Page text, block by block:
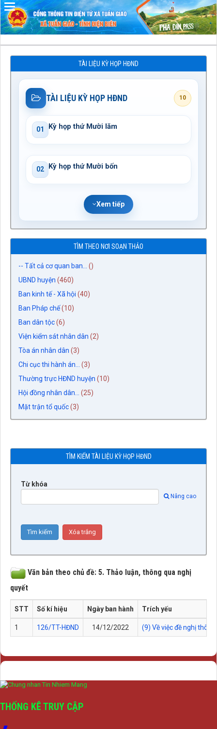
TÀI LIỆU KỲ HỌP HĐND
TÀI LIỆU KỲ HỌP HĐND 10
01 Kỳ họp thứ Mười lăm
02 Kỳ họp thứ Mười bốn
Xem tiếp
TÌM THEO NƠI SOẠN THẢO
-- Tất cả cơ quan ban...
()
UBND huyện (460)
Ban kinh tế - Xã hội (40)
Ban Pháp chế(10)
Ban dân tộc(6)
Viện kiểm sát nhân dân (2)
Tòa án nhân dân (3)
Chi cục thi hành án...
(3)
Thường trực HĐND huyện (10)
Hội đồng nhân dân...
(25)
Mặt trận tổ quốc(3)
TÌM KIẾM TÀI LIỆU KỲ HỌP HĐND
Từ khóa
Nâng cao
Văn bản theo chủ đề: 5. Thảo luận, thông qua nghị
quyết
STT Số kí hiệu Ngày ban hành Trích yếu
1 126/TT-HĐND 14/12/2022 (9) Về việc đề nghị
THỐNG KÊ TRUY CẬP
Đã kết nối EMC